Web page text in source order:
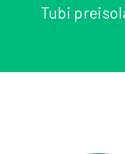
Tubi